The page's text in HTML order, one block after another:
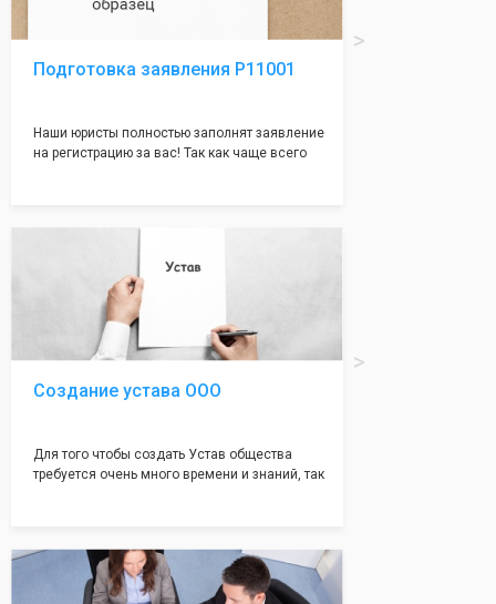
Подготовка заявления Р11001
Наши юристы полностью заполнят заявление
на регистрацию за вас! Так как чаще всего
большая часть отказов - наши юристы с
оформление самого сложного документа на
себя! Многолетний опыт работы наших
юристов позволяет оформлять заявление без
ошибок, тем самым гарантируя вам
успешную регистрацию в налоговой
Создание устава ООО
Для того чтобы создать Устав общества
требуется очень много времени и знаний, так
Наша компания предоставит вам свой
уникальный Устав Общества, который
подойдет для любой компании. Устав,